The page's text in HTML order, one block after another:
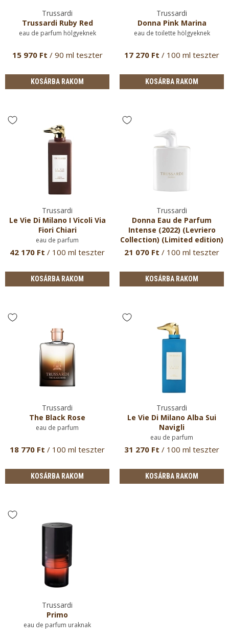
Trussardi
Trussardi Ruby Red
eau de parfum hölgyeknek
15 970 Ft / 90 ml teszter
KOSÁRBA RAKOM
Trussardi
Donna Pink Marina
eau de toilette hölgyeknek
17 270 Ft / 100 ml teszter
KOSÁRBA RAKOM
Trussardi
Le Vie Di Milano I Vicoli Via
Fiori Chiari
eau de parfum
42 170 Ft / 100 ml teszter
KOSÁRBA RAKOM
Trussardi
Donna Eau de Parfum
Intense (2022) (Levriero
Collection) (Limited edition)
eau de parfum hölgyeknek
21 070 Ft / 100 ml teszter
KOSÁRBA RAKOM
Trussardi
The Black Rose
eau de parfum
18 770 Ft / 100 ml teszter
KOSÁRBA RAKOM
Trussardi
Le Vie Di Milano Alba Sui
Navigli
eau de parfum
31 270 Ft / 100 ml teszter
KOSÁRBA RAKOM
Trussardi
Primo
eau de parfum uraknak